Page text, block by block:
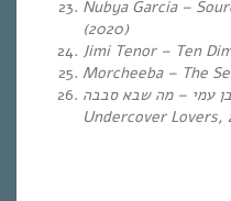
Nubya Garcia –
(2020)
Jimi Tenor – Ten
Morcheeba – The
עמי –מה שבא סבבה
Undercover Lovers,